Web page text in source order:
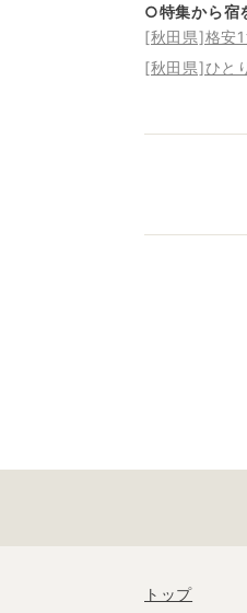
○特集から宿
[秋田県]格安
[秋田県]ひと
トップ